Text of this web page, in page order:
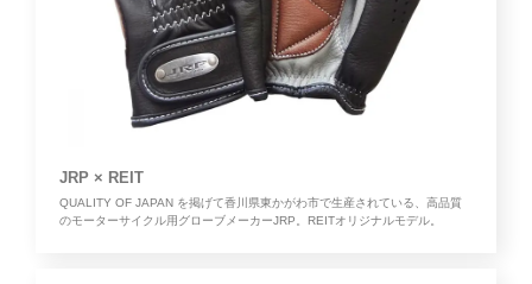
JRP × REIT
QUALITY OF JAPAN を掲げて香川県東かがわ市で生産されている、高品質
のモーターサイクル用グローブメーカーJRP。REITオリジナルモデル。